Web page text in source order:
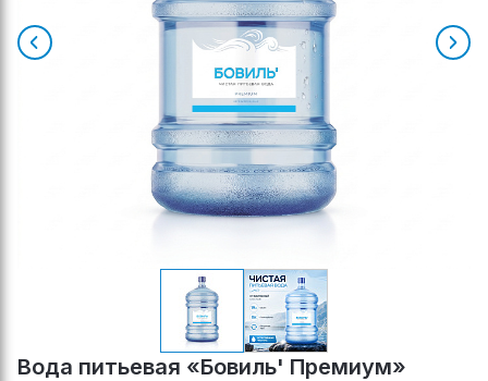
Вода питьевая «Бовиль' Премиум»